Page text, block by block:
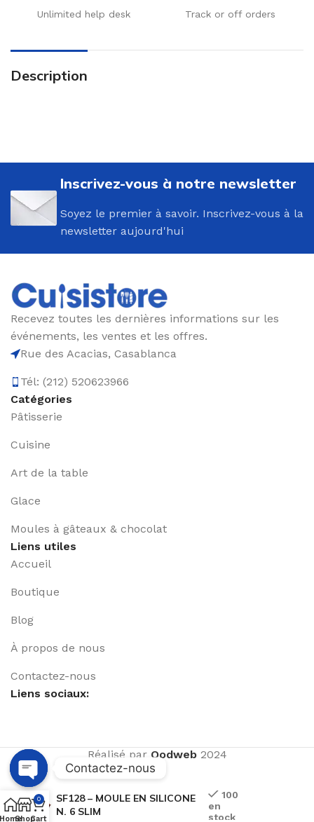
Unlimited help desk Track or off orders
Description
Inscrivez-vous à notre newsletter
Soyez le premier à savoir. Inscrivez-vous à la
newsletter aujourd'hui
Recevez toutes les dernières informations sur les
événements, les ventes et les offres.
Rue des Acacias, Casablanca
Tél: (212) 520623966
Catégories
Pâtisserie
Cuisine
Art de la table
Glace
Moules à gâteaux & chocolat
Liens utiles
Accueil
Boutique
Blog
À propos de nous
Contactez-nous
Liens sociaux:
Réalisé par Qodweb2024
SF128 – MOULE EN SILICONE
N. 6 SLIM
100
en
stock
HomeShop
0
Cart
Contactez-nous
Open
chaty